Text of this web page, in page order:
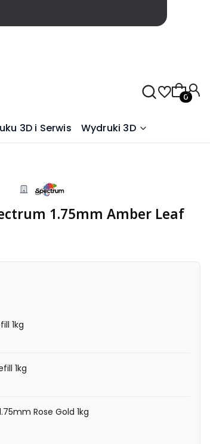
3D i Serwis Wydruki 3D
1.75mm Amber Leaf
1kg
1kg
Rose Gold 1kg